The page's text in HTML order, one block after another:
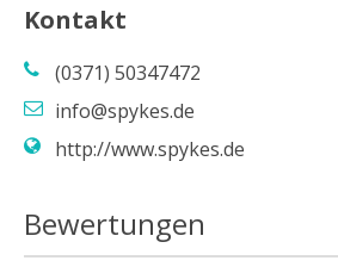
Kontakt
(0371) 50347472
info@spykes.de
http://www.spykes.de
Bewertungen